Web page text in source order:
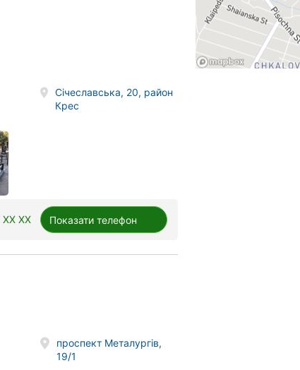
Січеславська, 20, район
Крес
XX XX Показати телефон
проспект Металургів,
19/1